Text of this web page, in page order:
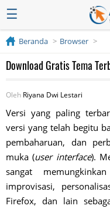
☰
Beranda Browser
Download Gratis Tema
Oleh Riyana Dwi Lestari
Versi yang paling
versi yang telah begitu
pembaharuan, dan
muka (user interface).
sangat
improvisasi,
Firefox, dan lain